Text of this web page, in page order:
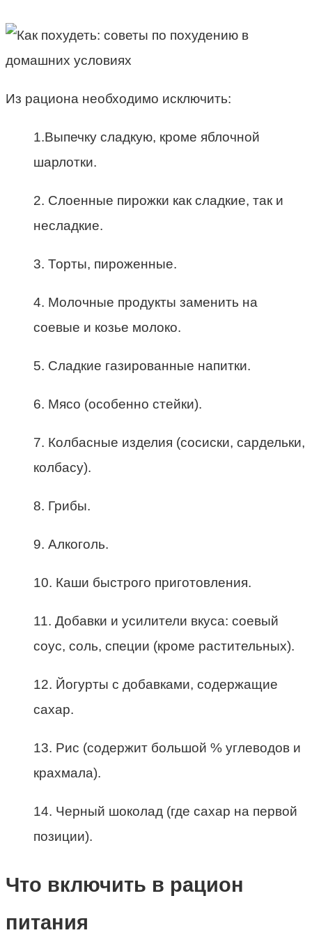
Из рациона необходимо исключить:
1.Выпечку сладкую, кроме яблочной
шарлотки.
2. Слоенные пирожки как сладкие, так и
несладкие.
3. Торты, пироженные.
4. Молочные продукты заменить на
соевые и козье молоко.
5. Сладкие газированные напитки.
6. Мясо (особенно стейки).
7. Колбасные изделия (сосиски, сардельки,
колбасу).
8. Грибы.
9. Алкоголь.
10. Каши быстрого приготовления.
11. Добавки и усилители вкуса: соевый
соус, соль, специи (кроме растительных).
12. Йогурты с добавками, содержащие
сахар.
13. Рис (содержит большой % углеводов и
крахмала).
14. Черный шоколад (где сахар на первой
позиции).
Что включить в рацион
питания